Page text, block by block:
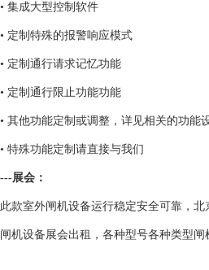
• 集成大型控制软件
• 定制特殊的报警响应模式
• 定制通行请求记忆功能
• 定制通行限止功能功能
• 其他功能定制或调整，详见相关的功能
• 特殊功能定制请直接与我们
---展会：
此款室外闸机设备运行稳定安全可靠，
闸机设备展会出租，各种型号各种类型闸